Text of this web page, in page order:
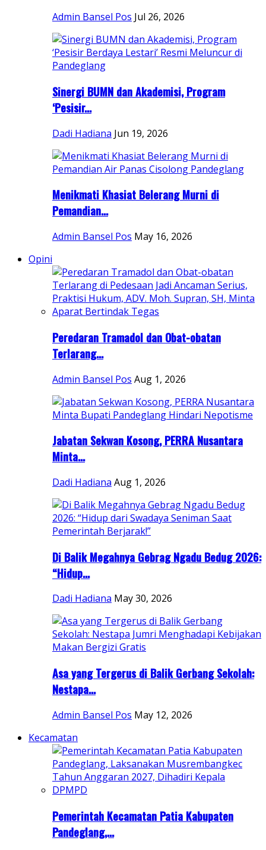
Admin Bansel Pos Jul 26, 2026
Sinergi BUMN dan Akademisi, Program
‘Pesisir...
Dadi Hadiana Jun 19, 2026
Menikmati Khasiat Belerang Murni di
Pemandian...
Admin Bansel Pos May 16, 2026
Opini
Peredaran Tramadol dan Obat-obatan
Terlarang...
Admin Bansel Pos Aug 1, 2026
Jabatan Sekwan Kosong, PERRA Nusantara
Minta...
Dadi Hadiana Aug 1, 2026
Di Balik Megahnya Gebrag Ngadu Bedug 2026:
“Hidup...
Dadi Hadiana May 30, 2026
Asa yang Tergerus di Balik Gerbang Sekolah:
Nestapa...
Admin Bansel Pos May 12, 2026
Kecamatan
Pemerintah Kecamatan Patia Kabupaten
Pandeglang,...